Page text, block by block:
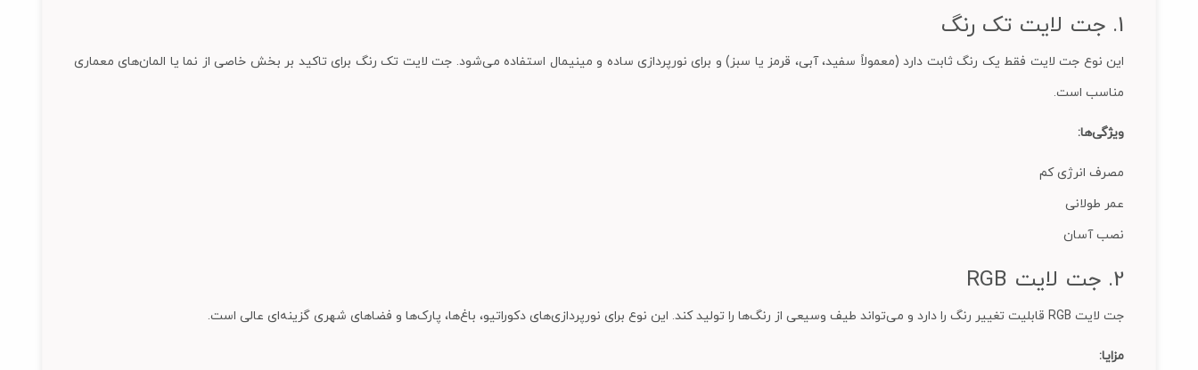
1. جت لایت تک رنگ
این نوع جت لایت فقط یک رنگ ثابت دارد (معمولاً سفید، آبی، قرمز یا سبز) و برای نورپردازی ساده و مینیمال استفاده می‌شود. جت لایت تک رنگ برای تاکید بر بخش خاصی از نما یا المان‌های معماری
مناسب است.
ویژگی‌ها:
مصرف انرژی کم
عمر طولانی
نصب آسان
2. جت لایت RGB
جت لایت RGB قابلیت تغییر رنگ را دارد و می‌تواند طیف وسیعی از رنگ‌ها را تولید کند. این نوع برای نورپردازی‌های دکوراتیو، باغ‌ها، پارک‌ها و فضاهای شهری گزینه‌ای عالی است.
مزایا: